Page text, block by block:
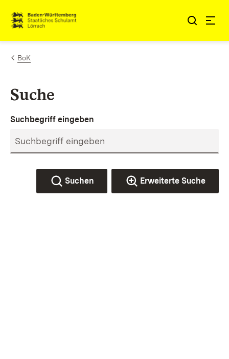
Zum Inhalt springen
Link zur Startseite
BoK
Suche
Suchbegriff eingeben
Suchen Erweiterte Suche